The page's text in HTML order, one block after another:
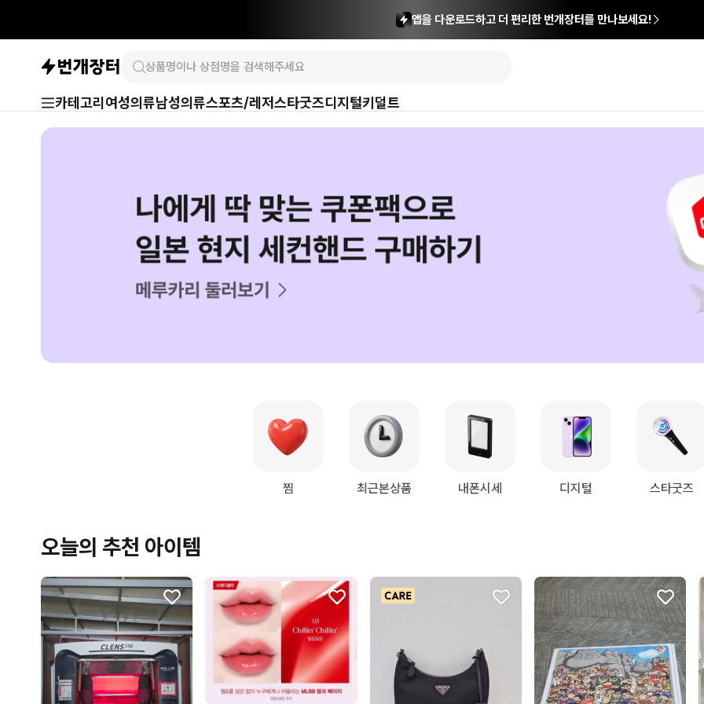
앱을 다운로드하고 더 편리한 번개장터를 만나보세요!
카테고리 여성의류남성의류스포츠/레저스타굿즈디지털키덜트
찜 최근본상품 내폰시세 디지털 스타굿즈
오늘의 추천 아이템